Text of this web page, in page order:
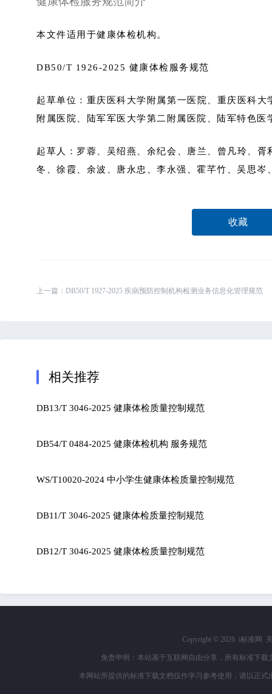
本文件适用于健康体检机构。
DB50/T 1926-2025 健康体检服务规范
起草单位：重庆医科大学附属第一医院、重庆医科
附属医院、陆军军医大学第二附属医院、陆军特色
起草人：罗蓉、吴绍燕、余纪会、唐兰、曾凡玲、
冬、徐霞、余波、唐永忠、李永强、霍芊竹、吴思岑
收藏
上一篇： DB50/T 1927-2025 疾病预防控制机构检测业务信息化管理规范
相关推荐
DB13/T 3046-2025 健康体检质量控制规范
DB54/T 0484-2025 健康体检机构 服务规范
WS/T10020-2024 中小学生健康体检质量控制规范
DB11/T 3046-2025 健康体检质量控制规范
DB12/T 3046-2025 健康体检质量控制规范
Copyright © 2026 i标准网
免责申明：本站基于互联网自由分享，所有标准下
本网站所提供的标准下载文档仅作学习参考使用，请以正